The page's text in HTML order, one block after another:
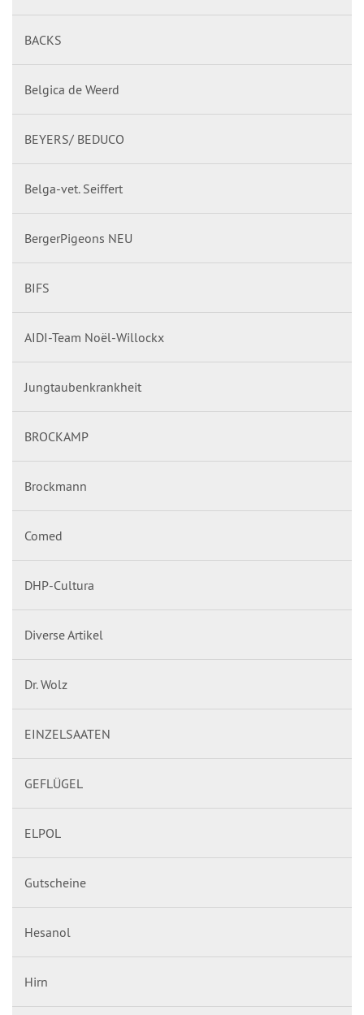
BACKS
Belgica de Weerd
BEYERS/ BEDUCO
Belga-vet. Seiffert
BergerPigeons NEU
BIFS
AIDI-Team Noël-Willockx
Jungtaubenkrankheit
BROCKAMP
Brockmann
Comed
DHP-Cultura
Diverse Artikel
Dr. Wolz
EINZELSAATEN
GEFLÜGEL
ELPOL
Gutscheine
Hesanol
Hirn